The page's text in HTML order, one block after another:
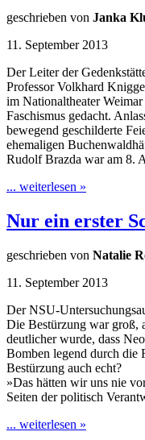
geschrieben von Janka
11. September 2013
Der Leiter der
Professor Volkhard
im Nationaltheater
Faschismus gedacht.
bewegend geschilderte
ehemaligen
Rudolf Brazda war am 8.
... weiterlesen »
Nur ein erster
geschrieben von Natalie
11. September 2013
Der NSU-
Die Bestürzung war groß,
deutlicher wurde, dass
Bomben legend durch die
Bestürzung auch echt?
»Das hätten wir uns nie
Seiten der politisch
... weiterlesen »